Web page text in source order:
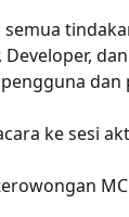
dan
ke sesi